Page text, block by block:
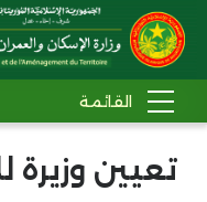
تعيين وزيرة